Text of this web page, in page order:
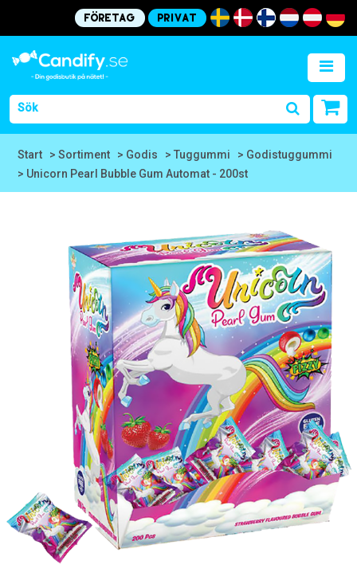
Företag Privat
Start > Sortiment > Godis > Tuggummi
> Godistuggummi
> Unicorn Pearl Bubble Gum Automat - 200st